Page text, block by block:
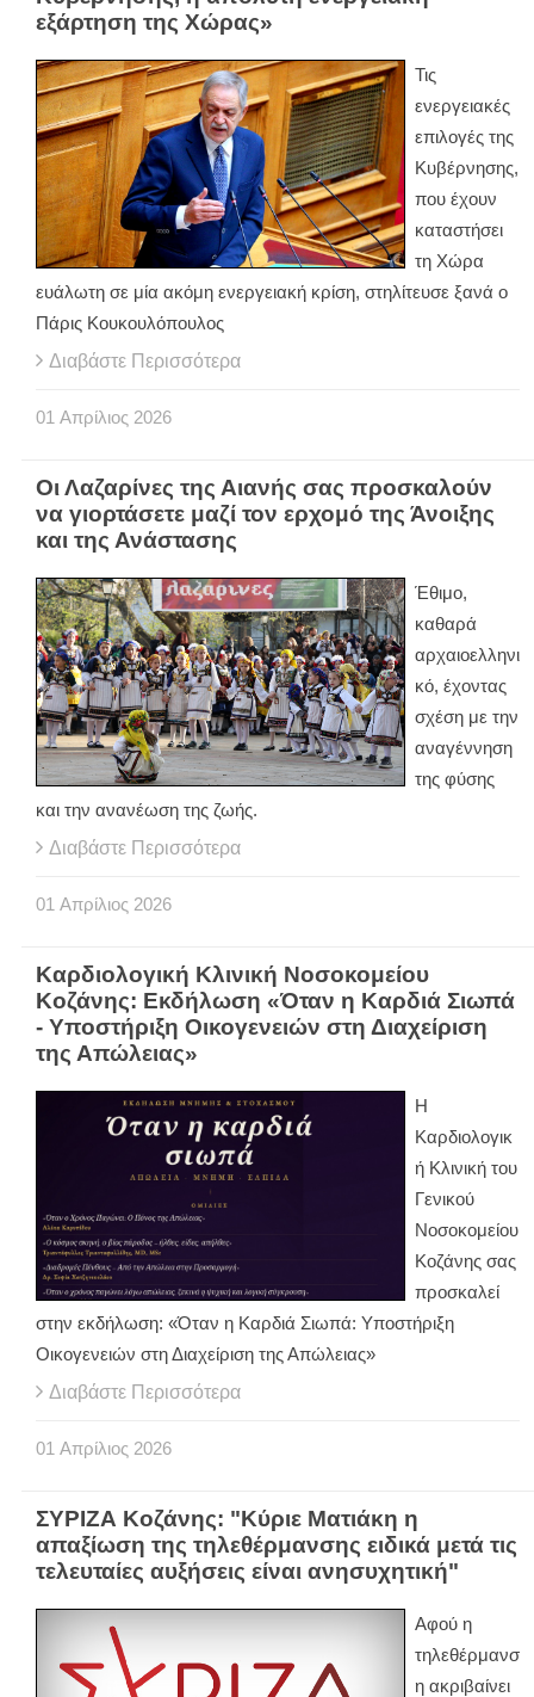
εξάρτηση της Χώρας»
Τις
ενεργειακές
επιλογές της
Κυβέρνησης,
που έχουν
καταστήσει
τη Χώρα
ευάλωτη σε μία ακόμη ενεργειακή κρίση, στηλίτευσε ξανά ο
Πάρις Κουκουλόπουλος
Διαβάστε Περισσότερα
01 Απρίλιος 2026
Οι Λαζαρίνες της Αιανής σας προσκαλούν
να γιορτάσετε μαζί τον ερχομό της Άνοιξης
και της Ανάστασης
Έθιμο,
καθαρά
αρχαιοελληνι
κό, έχοντας
σχέση με την
αναγέννηση
της φύσης
και την ανανέωση της ζωής.
Διαβάστε Περισσότερα
01 Απρίλιος 2026
Καρδιολογική Κλινική Νοσοκομείου
Κοζάνης: Εκδήλωση «Όταν η Καρδιά Σιωπά
- Υποστήριξη Οικογενειών στη Διαχείριση
της Απώλειας»
Η
Καρδιολογικ
ή Κλινική του
Γενικού
Νοσοκομείου
Κοζάνης σας
προσκαλεί
στην εκδήλωση: «Όταν η Καρδιά Σιωπά: Υποστήριξη
Οικογενειών στη Διαχείριση της Απώλειας»
Διαβάστε Περισσότερα
01 Απρίλιος 2026
ΣΥΡΙΖΑ Κοζάνης: "Κύριε Ματιάκη η
απαξίωση της τηλεθέρμανσης ειδικά μετά τις
τελευταίες αυξήσεις είναι ανησυχητική"
Αφού η
τηλεθέρμανσ
η ακριβαίνει